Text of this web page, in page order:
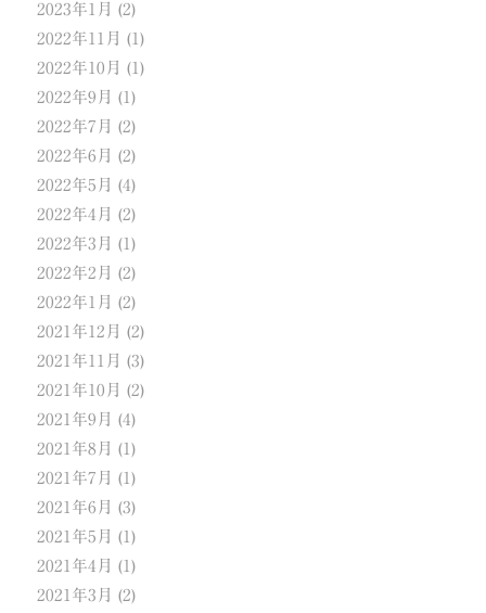
2023年1月 (2)
2022年11月 (1)
2022年10月 (1)
2022年9月 (1)
2022年7月 (2)
2022年6月 (2)
2022年5月 (4)
2022年4月 (2)
2022年3月 (1)
2022年2月 (2)
2022年1月 (2)
2021年12月 (2)
2021年11月 (3)
2021年10月 (2)
2021年9月 (4)
2021年8月 (1)
2021年7月 (1)
2021年6月 (3)
2021年5月 (1)
2021年4月 (1)
2021年3月 (2)